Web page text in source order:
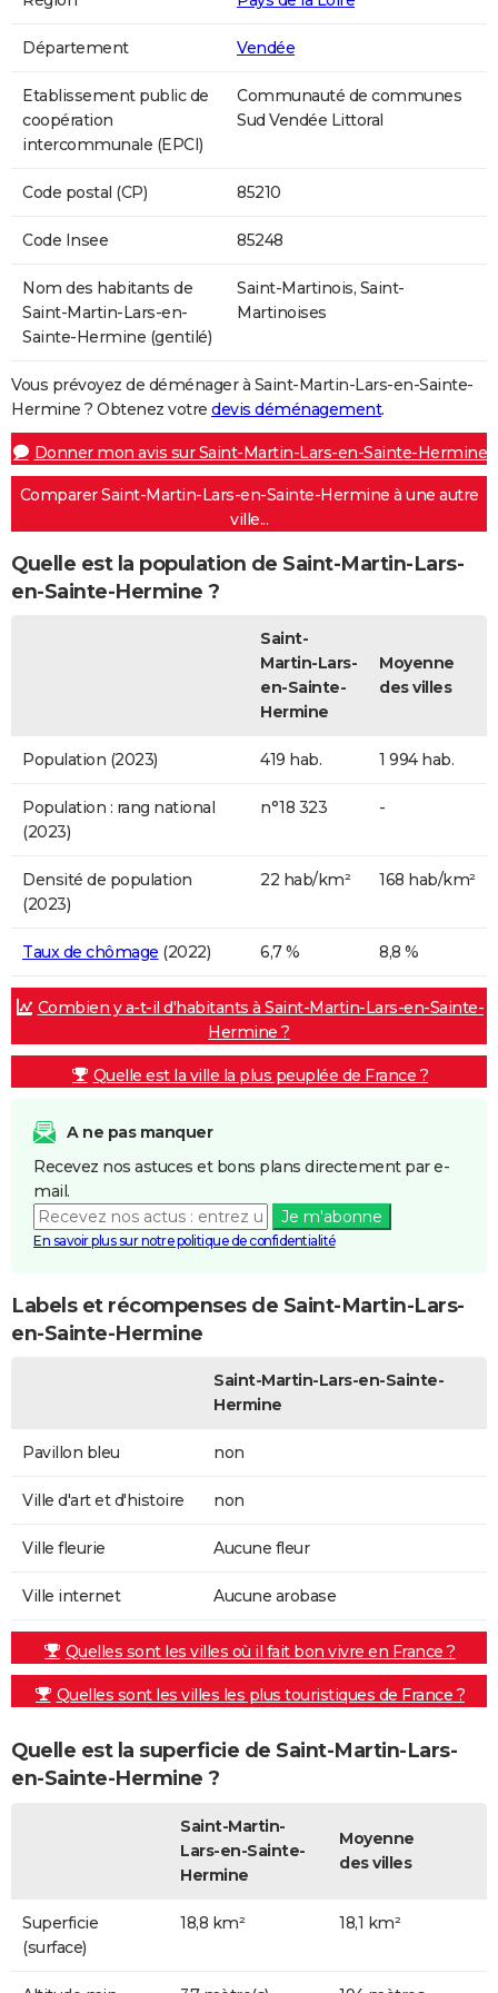
Département Vendée
Etablissement public de
coopération
intercommunale (EPCI)
Communauté de communes
Sud Vendée Littoral
Code postal (CP) 85210
Code Insee 85248
Nom des habitants de
Saint-Martin-Lars-en-
Sainte-Hermine (gentilé)
Saint-Martinois, Saint-
Martinoises
Vous prévoyez de déménager à Saint-Martin-Lars-en-Sainte-
Hermine ? Obtenez votre devis déménagement.
Donner mon avis sur Saint-Martin-Lars-en-Sainte-Hermine
Comparer Saint-Martin-Lars-en-Sainte-Hermine à une autre
ville...
Quelle est la population de Saint-Martin-Lars-
en-Sainte-Hermine ?
Saint-
Martin-Lars-
en-Sainte-
Hermine
Moyenne
des villes
Population (2023) 419 hab. 1 994 hab.
Population : rang national
(2023)
n°18 323 -
Densité de population
(2023)
22 hab/km² 168 hab/km²
Taux de chômage (2022) 6,7 % 8,8 %
Combien y a-t-il d'habitants à Saint-Martin-Lars-en-Sainte-
Hermine ?
Quelle est la ville la plus peuplée de France ?
A ne pas manquer
Recevez nos astuces et bons plans directement par e-
mail.
Je m'abonne
En savoir plus sur notre politique de confidentialité
Labels et récompenses de Saint-Martin-Lars-
en-Sainte-Hermine
Saint-Martin-Lars-en-Sainte-
Hermine
Pavillon bleu non
Ville d'art et d'histoire non
Ville fleurie Aucune fleur
Ville internet Aucune arobase
Quelles sont les villes où il fait bon vivre en France ?
Quelles sont les villes les plus touristiques de France ?
Quelle est la superficie de Saint-Martin-Lars-
en-Sainte-Hermine ?
Saint-Martin-
Lars-en-Sainte-
Hermine
Moyenne
des villes
Superficie
(surface)
18,8 km² 18,1 km²